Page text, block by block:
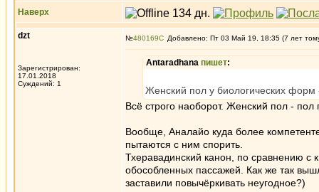
Наверх
dzt
Зарегистрирован:
17.01.2018
Суждений: 1
№480169 Добавлено: Пт 03 Май 19, 18:35 (7 лет
Antaradhana пишет:
Женский пол у биологических
Всё строго наоборот. Женский пол -
Вообще, Аналайо куда более
пытаются с ним спорить.
Тхеравадинский канон, по сравнению с
обособленных пассажей. Как же так
заставили повычёркивать неугодное?)